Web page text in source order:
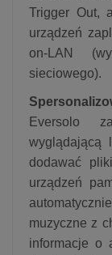
Trigger Out,
urządzeń
on-LAN
sieciowego).
Eversolo
wyglądającą
dodawać
urządzeń
muzyczne z
informacje o